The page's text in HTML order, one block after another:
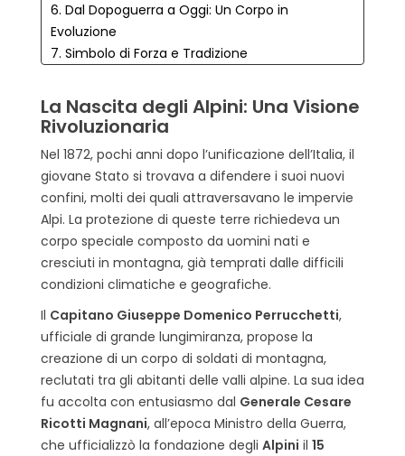
6. Dal Dopoguerra a Oggi: Un Corpo in
Evoluzione
7. Simbolo di Forza e Tradizione
La Nascita degli Alpini: Una Visione
Rivoluzionaria
Nel 1872, pochi anni dopo l’unificazione dell’Italia, il
giovane Stato si trovava a difendere i suoi nuovi
confini, molti dei quali attraversavano le impervie
Alpi. La protezione di queste terre richiedeva un
corpo speciale composto da uomini nati e
cresciuti in montagna, già temprati dalle difficili
condizioni climatiche e geografiche.
Il Capitano Giuseppe Domenico Perrucchetti,
ufficiale di grande lungimiranza, propose la
creazione di un corpo di soldati di montagna,
reclutati tra gli abitanti delle valli alpine. La sua idea
fu accolta con entusiasmo dal Generale Cesare
Ricotti Magnani, all’epoca Ministro della Guerra,
che ufficializzò la fondazione degli Alpini il 15